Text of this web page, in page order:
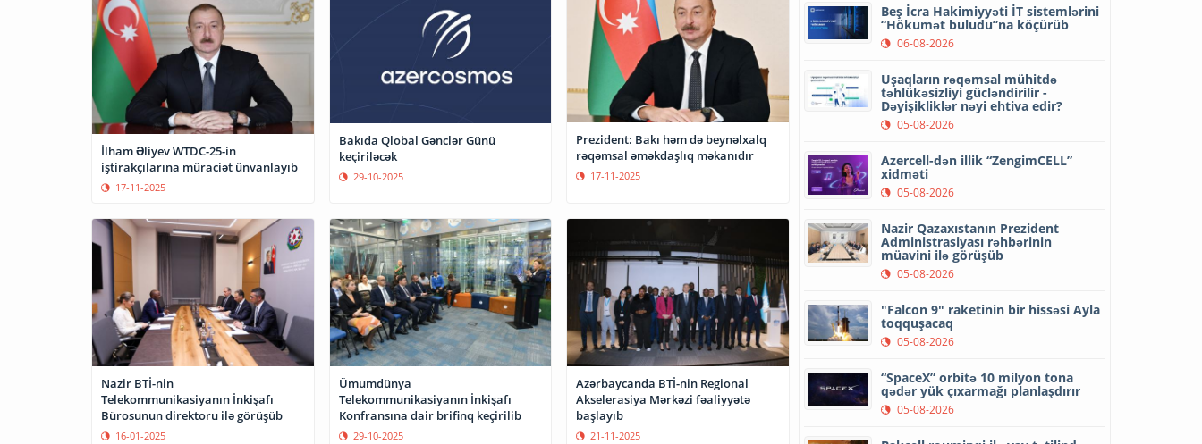
İlham Əliyev WTDC-25-in
iştirakçılarına müraciət ünvanlayıb
17-11-2025
Bakıda Qlobal Gənclər Günü
keçiriləcək
29-10-2025
Prezident: Bakı həm də beynəlxalq
rəqəmsal əməkdaşlıq məkanıdır
17-11-2025
Nazir BTİ-nin
Telekommunikasiyanın İnkişafı
Bürosunun direktoru ilə görüşüb
16-01-2025
Ümumdünya
Telekommunikasiyanın İnkişafı
Konfransına dair brifinq keçirilib
29-10-2025
Azərbaycanda BTİ-nin Regional
Akselerasiya Mərkəzi fəaliyyətə
başlayıb
21-11-2025
Beş İcra Hakimiyyəti İT sistemlərini
“Hökumət buludu”na köçürüb
06-08-2026
Uşaqların rəqəmsal mühitdə
təhlükəsizliyi gücləndirilir -
Dəyişikliklər nəyi ehtiva edir?
05-08-2026
Azercell-dən illik “ZengimCELL”
xidməti
05-08-2026
Nazir Qazaxıstanın Prezident
Administrasiyası rəhbərinin
müavini ilə görüşüb
05-08-2026
"Falcon 9" raketinin bir hissəsi Ayla
toqquşacaq
05-08-2026
“SpaceX” orbitə 10 milyon tona
qədər yük çıxarmağı planlaşdırır
05-08-2026